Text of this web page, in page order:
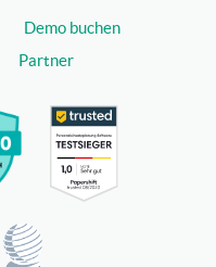
Demo buchen
Partner